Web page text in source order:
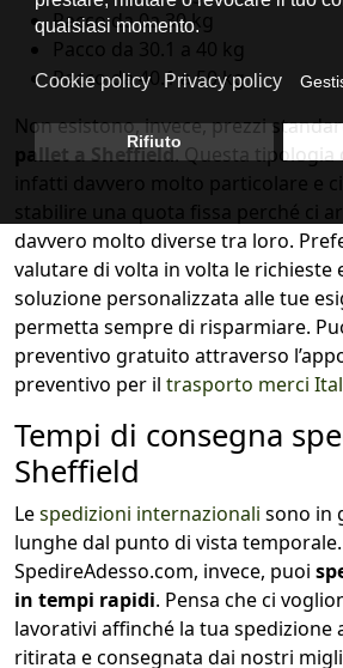
Pacco da 0a 30 kg
Pacco da 30.1 a 40 kg
Pacco da 40.1 a 50 kg
Non esistono, invece, prezzi
pallet a Sheffield. Questa tipologia
infatti davvero molto particolare e
stabilire una quota fissa perché ci
davvero molto diverse tra loro.
valutare di volta in volta le richieste
soluzione personalizzata alle tue
permetta sempre di risparmiare.
preventivo gratuito attraverso
preventivo per il trasporto merci
Tempi di consegna
Sheffield
Lespedizioni internazionali sono in
lunghe dal punto di vista
SpedireAdesso.com, invece, puoi
in tempi rapidi. Pensa che ci
lavorativi affinché la tua spedizione
ritirata e consegnata dai nostri